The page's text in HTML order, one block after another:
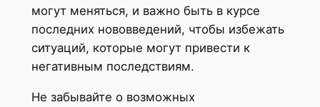
могут меняться, и важно быть в курсе
последних нововведений, чтобы избежать
ситуаций, которые могут привести к
негативным последствиям.
Не забывайте о возможных